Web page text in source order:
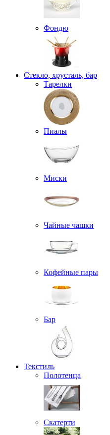
Фондю
Стекло, хрусталь, бар
Тарелки
Пиалы
Миски
Чайные чашки
Кофейные пары
Бар
Текстиль
Полотенца
Скатерти